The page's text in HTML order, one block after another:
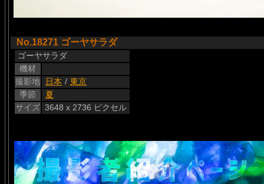
No.18271 ゴーヤサラダ
ゴーヤサラダ
機材
撮影地
日本 / 東京
季節
夏
サイズ 3648 x 2736 ピクセル